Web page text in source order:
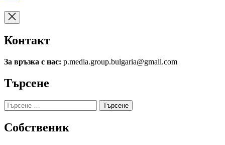
Контакт
За връзка с нас: p.media.group.bulgaria@gmail.com
Търсене
Търсене
за:
Собственик